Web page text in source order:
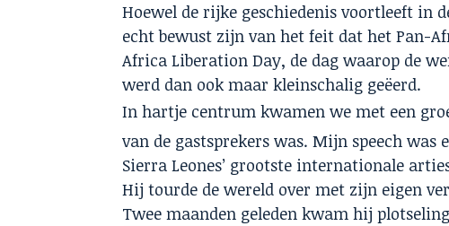
Hoewel de rijke geschiedenis voortleeft in
echt bewust zijn van het feit dat het Pan-
Africa Liberation Day, de dag waarop de
werd dan ook maar kleinschalig geëerd.
In hartje centrum kwamen we met een
van de gastsprekers was. Mijn speech was
Sierra Leones’ grootste internationale
Hij tourde de wereld over met zijn eigen
Twee maanden geleden kwam hij